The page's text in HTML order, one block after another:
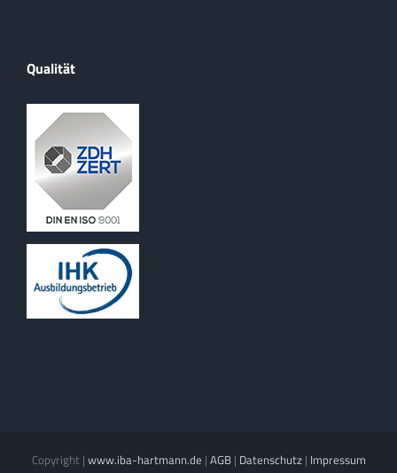
Qualität
Copyright | www.iba-hartmann.de | AGB| Datenschutz| Impressum